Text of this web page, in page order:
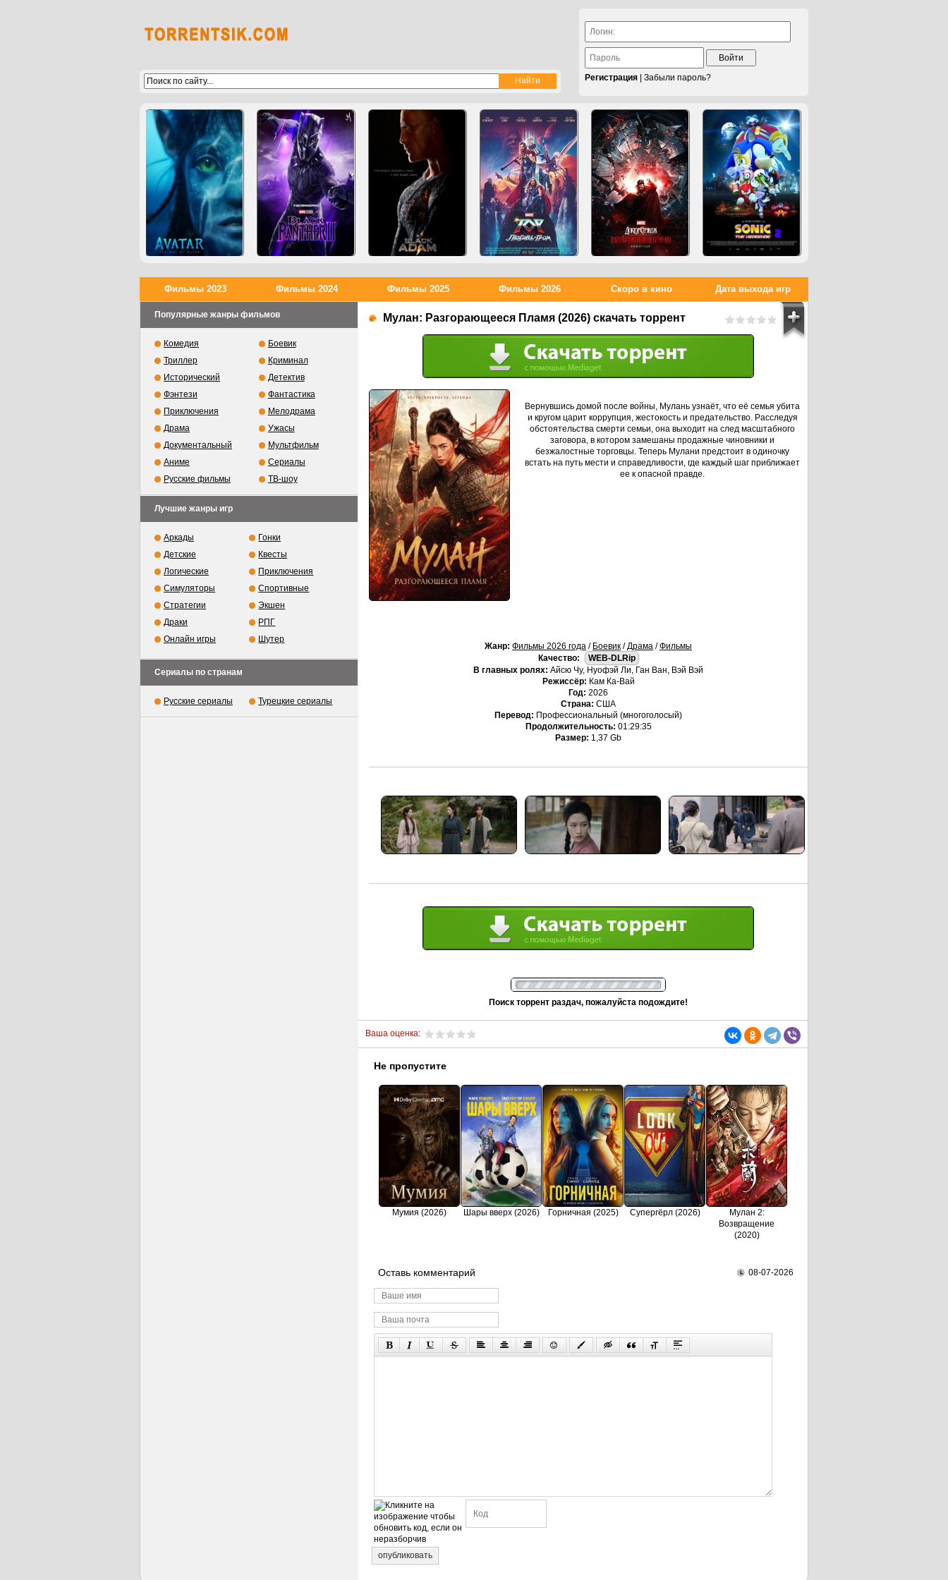
Войти
Регистрация
Забыли пароль?
Мулан: Разгорающееся Пламя (2026) скачать торрент
Вернувшись домой после войны, Мулань узнаёт, что её семья убита
и кругом царит коррупция, жестокость и предательство. Расследуя
обстоятельства смерти семьи, она выходит на след масштабного
заговора, в котором замешаны продажные чиновники и
безжалостные торговцы. Теперь Мулани предстоит в одиночку
встать на путь мести и справедливости, где каждый шаг приближает
ее к опасной правде.
Жанр: Фильмы 2026 года / Боевик /Драма /Фильмы
Качество:
WEB-DLRip
В главных ролях: Айсю Чу, Нуофэй Ли, Ган Ван, Вэй Вэй
Режиссёр: Кам Ка-Вай
Год: 2026
Страна: США
Перевод: Профессиональный (многоголосый)
Продолжительность: 01:29:35
Размер: 1,37 Gb
Поиск торрент раздач, пожалуйста подождите!
Ваша оценка:
Не пропустите
Мумия (2026) Шары вверх (2026) Горничная (2025) Супергёрл (2026)
Мулан 2:
Возвращение
(2020)
Оставь комментарий 08-07-2026
опубликовать
Фильмы 2023 Фильмы 2024 Фильмы 2025 Фильмы 2026 Скоро в кино Дата выхода игр
Популярные жанры фильмов
Комедия
Боевик
Триллер
Криминал
Исторический
Детектив
Фэнтези
Фантастика
Приключения
Мелодрама
Драма
Ужасы
Документальный
Мультфильм
Аниме
Сериалы
Русские фильмы
ТВ-шоу
Лучшие жанры игр
Аркады
Гонки
Детские
Квесты
Логические
Приключения
Симуляторы
Спортивные
Стратегии
Экшен
Драки
РПГ
Онлайн игры
Шутер
Сериалы по странам
Русские сериалы Турецкие сериалы